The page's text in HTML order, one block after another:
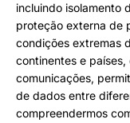
incluindo isolamento
proteção externa de
condições extremas
continentes e
comunicações,
de dados entre
compreendermos